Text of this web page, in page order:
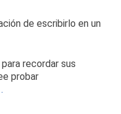
de escribirlo en un
recordar sus
probar
.